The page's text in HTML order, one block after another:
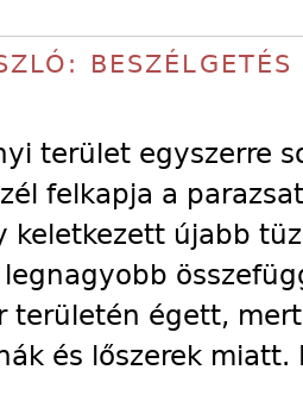
terület egyszerre
felkapja a
keletkezett újabb
területén égett,
és lőszerek